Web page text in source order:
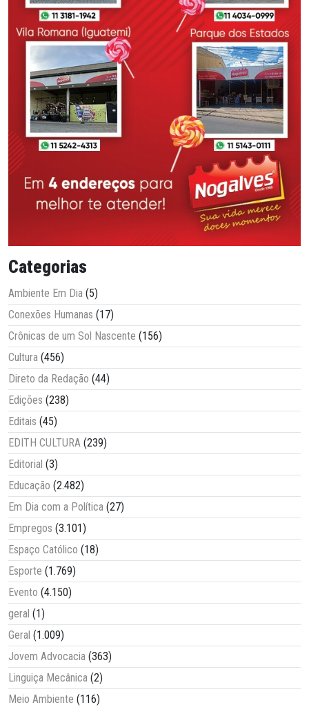
Categorias
Ambiente Em Dia (5)
Conexões Humanas (17)
Crônicas de um Sol Nascente (156)
Cultura (456)
Direto da Redação (44)
Edições (238)
Editais (45)
EDITH CULTURA (239)
Editorial (3)
Educação (2.482)
Em Dia com a Política (27)
Empregos (3.101)
Espaço Católico (18)
Esporte (1.769)
Evento (4.150)
geral (1)
Geral (1.009)
Jovem Advocacia (363)
Linguiça Mecânica (2)
Meio Ambiente (116)